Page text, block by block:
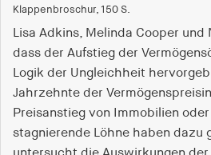
Klappenbroschur, 150 S.
Lisa Adkins, Melinda Cooper und
dass der Aufstieg der
Logik der Ungleichheit
Jahrzehnte der
Preisanstieg von Immobilien
stagnierende Löhne haben dazu